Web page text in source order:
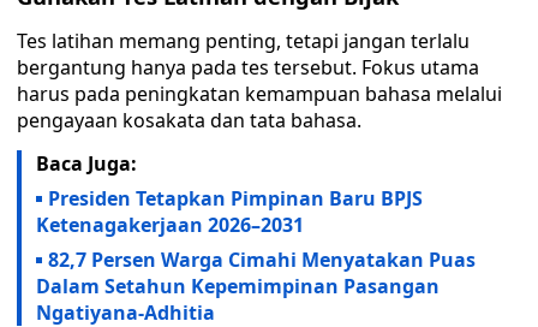
Tes latihan memang penting, tetapi jangan terlalu
bergantung hanya pada tes tersebut. Fokus utama
harus pada peningkatan kemampuan bahasa melalui
pengayaan kosakata dan tata bahasa.
Baca Juga:
Presiden Tetapkan Pimpinan Baru BPJS
Ketenagakerjaan 2026–2031
82,7 Persen Warga Cimahi Menyatakan Puas
Dalam Setahun Kepemimpinan Pasangan
Ngatiyana-Adhitia